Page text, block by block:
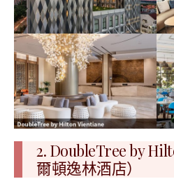
2. DoubleTree by
爾頓逸林酒店）